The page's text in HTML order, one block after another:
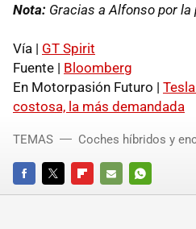
Nota: Gracias a Alfonso por la
Vía | GT Spirit
Fuente | Bloomberg
En Motorpasión Futuro |
costosa, la más demandada
FACEBOOKTWITTERFLIPBOARD
E-
WHATSAPP
TEMAS Coches híbridos y